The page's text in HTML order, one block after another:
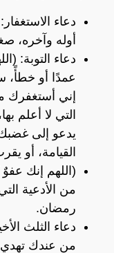
دعاء
أوله وآخره،
دعاء التوبة:
عمدًا أو خطأً،
إني أستغفرك
التي لا أعلم
يدعو إلى
القيامة، أو
(اللهم إنك
من الأدعية
رمضان.
دعاء الثلث
من عندك تهدي